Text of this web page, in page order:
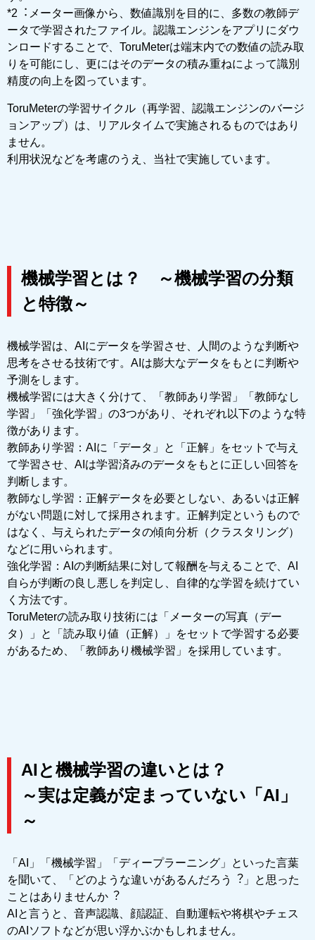
*2︓メーター画像から、数値識別を⽬的に、多数の教師デ
ータで学習されたファイル。認識エンジンをアプリにダウ
ンロードすることで、ToruMeterは端末内での数値の読み取
りを可能にし、更にはそのデータの積み重ねによって識別
精度の向上を図っています。
ToruMeterの学習サイクル（再学習、認識エンジンのバージ
ョンアップ）は、リアルタイムで実施されるものではあり
ません。
利用状況などを考慮のうえ、当社で実施しています。
機械学習とは？ ～機械学習の分類
と特徴～
機械学習は、AIにデータを学習させ、⼈間のような判断や
思考をさせる技術です。AIは膨⼤なデータをもとに判断や
予測をします。
機械学習には⼤きく分けて、「教師あり学習」「教師なし
学習」「強化学習」の3つがあり、それぞれ以下のような特
徴があります。
教師あり学習：AIに「データ」と「正解」をセットで与え
て学習させ、AIは学習済みのデータをもとに正しい回答を
判断します。
教師なし学習：正解データを必要としない、あるいは正解
がない問題に対して採用されます。正解判定というもので
はなく、与えられたデータの傾向分析（クラスタリング）
などに用いられます。
強化学習：AIの判断結果に対して報酬を与えることで、AI
自らが判断の良し悪しを判定し、自律的な学習を続けてい
く方法です。
ToruMeterの読み取り技術には「メーターの写真（デー
タ）」と「読み取り値（正解）」をセットで学習する必要
があるため、「教師あり機械学習」を採⽤しています。
AIと機械学習の違いとは？
～実は定義が定まっていない「AI」
～
「AI」「機械学習」「ディープラーニング」といった⾔葉
を聞いて、「どのような違いがあるんだろう︖」と思った
ことはありませんか︖
AIと⾔うと、⾳声認識、顔認証、⾃動運転や将棋やチェス
のAIソフトなどが思い浮かぶかもしれません。